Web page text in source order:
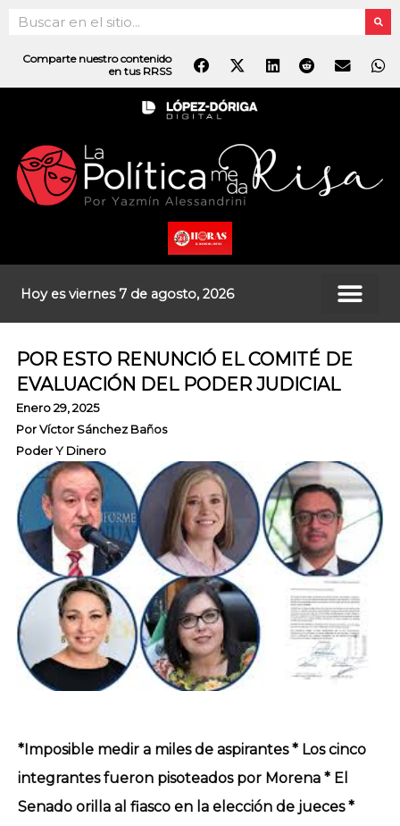
contenido
Search
Comparte nuestro contenido
en tus RRSS
Hoy es viernes 7 de agosto, 2026
POR ESTO RENUNCIÓ EL COMITÉ DE
EVALUACIÓN DEL PODER JUDICIAL
Enero 29, 2025
PorVíctor Sánchez Baños
Poder Y Dinero
*Imposible medir a miles de aspirantes * Los cinco
integrantes fueron pisoteados por Morena * El
Senado orilla al fiasco en la elección de jueces *